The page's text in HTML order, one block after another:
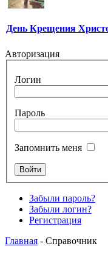
День Крещения
Авторизация
Логин
Пароль
Запомнить меня
Забыли пароль?
Забыли логин?
Регистрация
Главная - Справочник